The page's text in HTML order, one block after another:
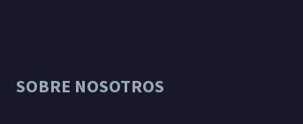
SOBRE NOSOTROS